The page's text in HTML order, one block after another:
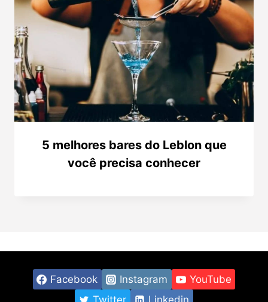
5 melhores bares do Leblon que
você precisa conhecer
Facebook Instagram
YouTube
Twitter
Linkedin